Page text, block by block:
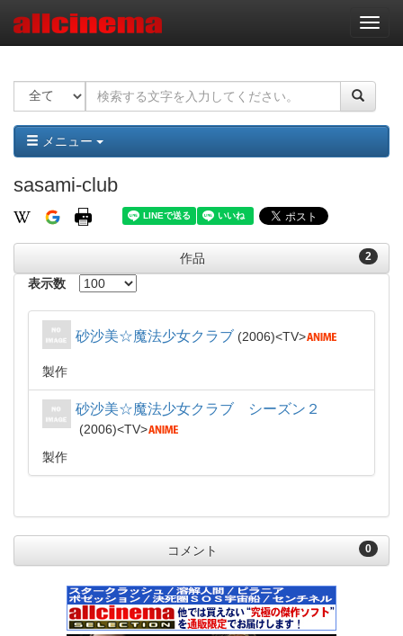
ナ
ビ
ー
ョ
ン
メニュー
sasami-club
2
作品
表示数
砂沙美☆魔法少女クラブ 2006 TV
製作
砂沙美☆魔法少女クラブ シーズン２
2006
TV
製作
0
コメント